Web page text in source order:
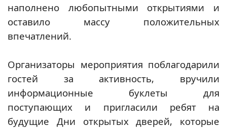
наполнено любопытными открытиями и
оставило массу положительных
впечатлений.
Организаторы мероприятия поблагодарили
гостей за активность, вручили
информационные буклеты для
поступающих и пригласили ребят на
будущие Дни открытых дверей, которые